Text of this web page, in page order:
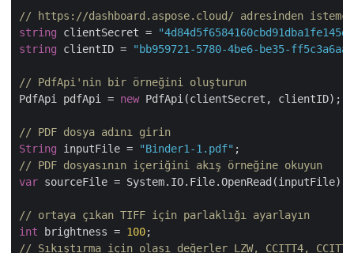
// https://dashboard.aspose.cloud/ adresinden
string clientSecret =
string clientID = "bb959721-5780-4be6-be35-
// PdfApi'nin bir örneğini oluşturun
PdfApi pdfApi = new PdfApi(clientSecret, clientID);
// PDF dosya adını girin
String inputFile = "Binder1-1.pdf"
// PDF dosyasının içeriğini akış örneğine okuyun
var sourceFile = System.IO.File.OpenRead(inputFile);
// ortaya çıkan TIFF için parlaklığı ayarlayın
int brightness = 100
// Sıkıştırma için olası değerler LZW, CCITT4,